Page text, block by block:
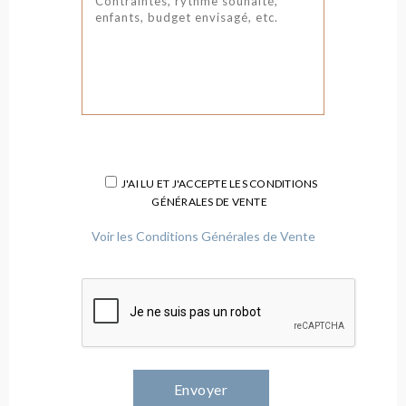
J'AI LU ET J'ACCEPTE LES CONDITIONS
GÉNÉRALES DE VENTE
Voir les Conditions Générales de Vente